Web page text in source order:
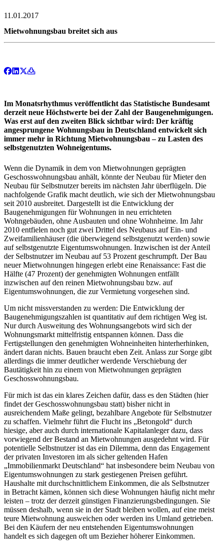
11.01.2017
Mietwohnungsbau breitet sich aus
Im Monatsrhythmus veröffentlicht das Statistische Bundesamt
derzeit neue Höchstwerte bei der Zahl der Baugenehmigungen.
Was erst auf den zweiten Blick sichtbar wird: Der kräftig
angesprungene Wohnungsbau in Deutschland entwickelt sich
immer mehr in Richtung Mietwohnungsbau – zu Lasten des
selbstgenutzten Wohneigentums.
Wenn die Dynamik in dem von Mietwohnungen geprägten
Geschosswohnungsbau anhält, könnte der Neubau für Mieter den
Neubau für Selbstnutzer bereits im nächsten Jahr überflügeln. Die
nachfolgende Grafik macht deutlich, wie sich der Mietwohnungsbau
seit 2010 ausbreitet. Dargestellt ist die Entwicklung der
Baugenehmigungen für Wohnungen in neu errichteten
Wohngebäuden, ohne Ausbauten und ohne Wohnheime. Im Jahr
2010 entfielen noch gut zwei Drittel des Neubaus auf Ein- und
Zweifamilienhäuser (die überwiegend selbstgenutzt werden) sowie
auf selbstgenutzte Eigentumswohnungen. Inzwischen ist der Anteil
der Selbstnutzer im Neubau auf 53 Prozent geschrumpft. Der Bau
neuer Mietwohnungen hingegen erlebt eine Renaissance: Fast die
Hälfte (47 Prozent) der genehmigten Wohnungen entfällt
inzwischen auf den reinen Mietwohnungsbau bzw. auf
Eigentumswohnungen, die zur Vermietung vorgesehen sind.
Um nicht missverstanden zu werden: Die Entwicklung der
Baugenehmigungszahlen ist quantitativ auf dem richtigen Weg ist.
Nur durch Ausweitung des Wohnungsangebots wird sich der
Wohnungsmarkt mittelfristig entspannen können. Dass die
Fertigstellungen den genehmigten Wohneinheiten hinterherhinken,
ändert daran nichts. Bauen braucht eben Zeit. Anlass zur Sorge gibt
allerdings die immer deutlicher werdende Verschiebung der
Bautätigkeit hin zu einem von Mietwohnungen geprägten
Geschosswohnungsbau.
Für mich ist das ein klares Zeichen dafür, dass es den Städten (hier
findet der Geschosswohnungsbau statt) bisher nicht in
ausreichendem Maße gelingt, bezahlbare Angebote für Selbstnutzer
zu schaffen. Vielmehr führt die Flucht ins „Betongold“ durch
hiesige, aber auch durch internationale Kapitalanleger dazu, dass
vorwiegend der Bestand an Mietwohnungen ausgedehnt wird. Für
potentielle Selbstnutzer ist das ein Dilemma, denn das Engagement
der privaten Investoren im als sicher geltenden Hafen
„Immobilienmarkt Deutschland“ hat insbesondere beim Neubau von
Eigentumswohnungen zu stark gestiegenen Preisen geführt.
Haushalte mit durchschnittlichem Einkommen, die als Selbstnutzer
in Betracht kämen, können sich diese Wohnungen häufig nicht mehr
leisten – trotz der derzeit günstigen Finanzierungsbedingungen. Sie
müssen deshalb, wenn sie in der Stadt bleiben wollen, auf eine meist
teure Mietwohnung ausweichen oder werden ins Umland getrieben.
Bei den Käufern der neu entstehenden Eigentumswohnungen
handelt es sich dagegen oft um Bezieher höherer Einkommen.